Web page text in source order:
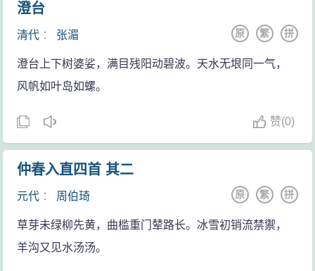
澄台
清代 ： 张湄 拼
繁
原
澄台上下树婆娑，满目残阳动碧波。天水无垠同一气，
风帆如叶岛如螺。
赞(0)
仲春入直四首 其二
元代 ： 周伯琦 拼
繁
原
草芽未绿柳先黄，曲槛重门辇路长。冰雪初销流禁禦，
羊沟又见水汤汤。